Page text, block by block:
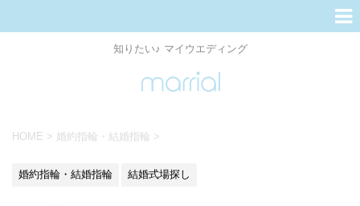
知りたい♪ マイウエディング
HOME > 婚約指輪・結婚指輪 >
婚約指輪・結婚指輪 結婚式場探し